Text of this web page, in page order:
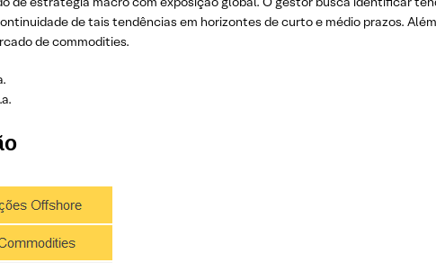
de tais tendências em horizontes de curto e médio prazos.
de commodities.